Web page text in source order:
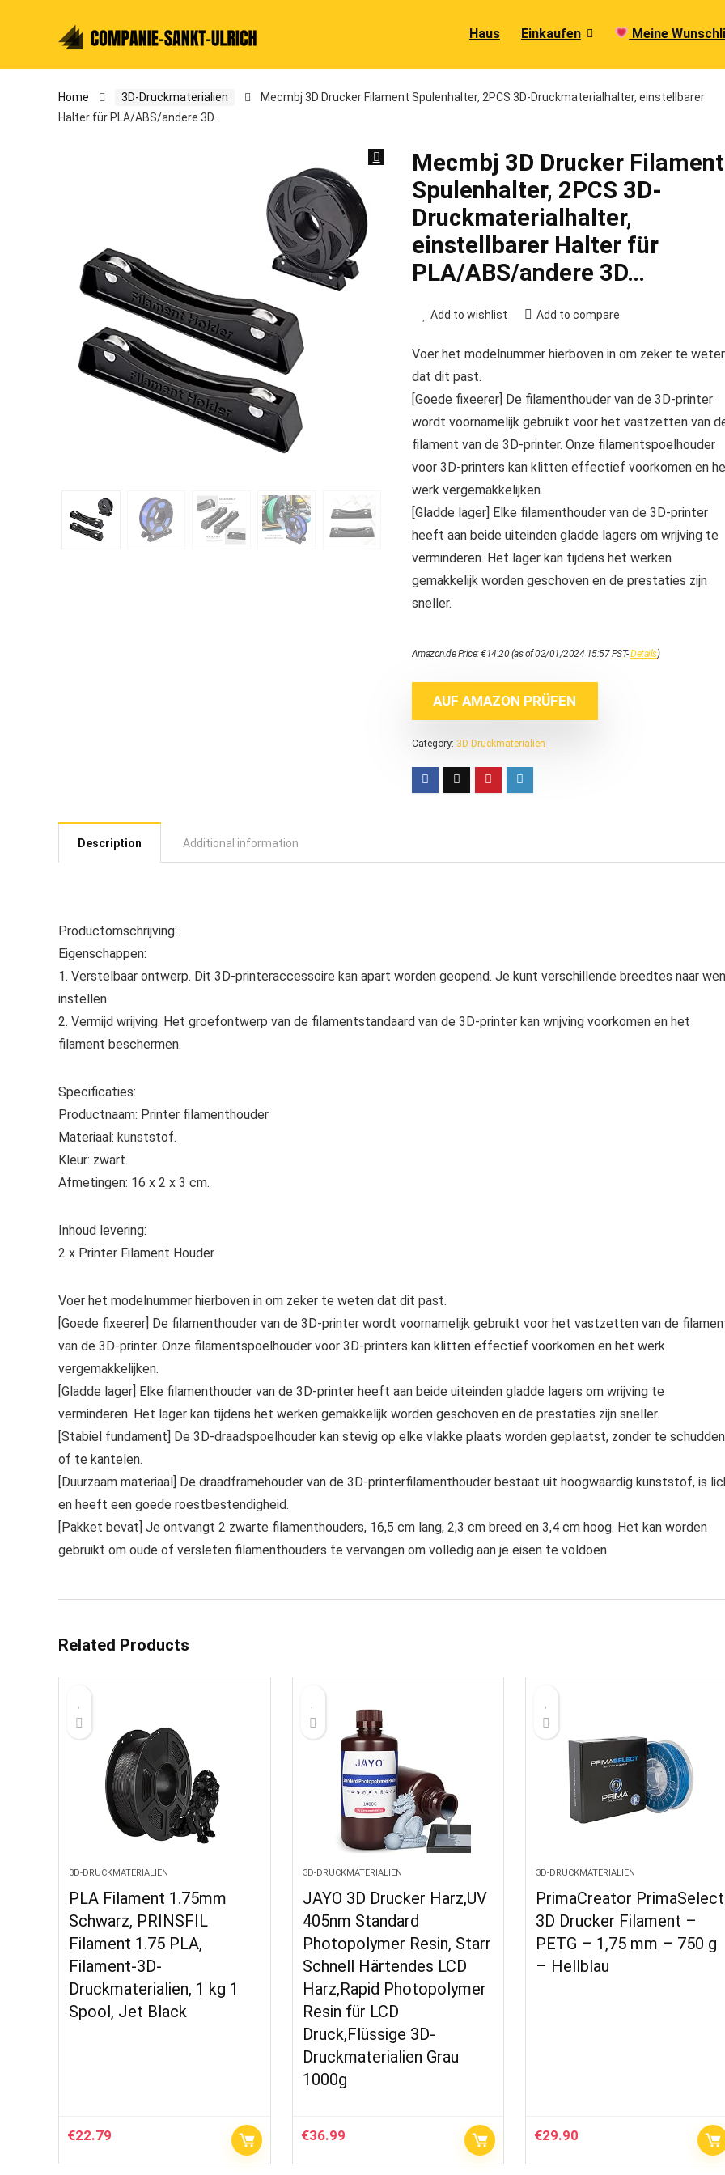
Haus Einkaufen Meine
Home 3D-Druckmaterialien
Mecmbj 3D Drucker Filament Spulenhalter, 2PCS 3D-Druckmaterialhalter, einstellbarer
Halter für PLA/ABS/andere 3D…
Mecmbj 3D Drucker Filament
Spulenhalter, 2PCS 3D-
Druckmaterialhalter,
einstellbarer Halter für
PLA/ABS/andere 3D…
Add to wishlist Add to compare
Voer het modelnummer hierboven in om zeker te
dat dit past.
[Goede fixeerer] De filamenthouder van de 3D-printer
wordt voornamelijk gebruikt voor het vastzetten van
filament van de 3D-printer. Onze filamentspoelhouder
voor 3D-printers kan klitten effectief voorkomen en
werk vergemakkelijken.
[Gladde lager] Elke filamenthouder van de 3D-printer
heeft aan beide uiteinden gladde lagers om wrijving te
verminderen. Het lager kan tijdens het werken
gemakkelijk worden geschoven en de prestaties zijn
sneller.
Amazon.de Price:€14.20(as of 02/01/2024 15:57 PST-Details)
AUF AMAZON PRÜFEN
Category: 3D-Druckmaterialien
Description Additional information
Productomschrijving:
Eigenschappen:
1. Verstelbaar ontwerp. Dit 3D-printeraccessoire kan apart worden geopend. Je kunt verschillende breedtes naar
instellen.
2. Vermijd wrijving. Het groefontwerp van de filamentstandaard van de 3D-printer kan wrijving voorkomen en het
filament beschermen.
Specificaties:
Productnaam: Printer filamenthouder
Materiaal: kunststof.
Kleur: zwart.
Afmetingen: 16 x 2 x 3 cm.
Inhoud levering:
2 x Printer Filament Houder
Voer het modelnummer hierboven in om zeker te weten dat dit past.
[Goede fixeerer] De filamenthouder van de 3D-printer wordt voornamelijk gebruikt voor het vastzetten van de
van de 3D-printer. Onze filamentspoelhouder voor 3D-printers kan klitten effectief voorkomen en het werk
vergemakkelijken.
[Gladde lager] Elke filamenthouder van de 3D-printer heeft aan beide uiteinden gladde lagers om wrijving te
verminderen. Het lager kan tijdens het werken gemakkelijk worden geschoven en de prestaties zijn sneller.
[Stabiel fundament] De 3D-draadspoelhouder kan stevig op elke vlakke plaats worden geplaatst, zonder te schudden
of te kantelen.
[Duurzaam materiaal] De draadframehouder van de 3D-printerfilamenthouder bestaat uit hoogwaardig kunststof, is
en heeft een goede roestbestendigheid.
[Pakket bevat] Je ontvangt 2 zwarte filamenthouders, 16,5 cm lang, 2,3 cm breed en 3,4 cm hoog. Het kan worden
gebruikt om oude of versleten filamenthouders te vervangen om volledig aan je eisen te voldoen.
Related Products
3D-DRUCKMATERIALIEN
PLA Filament 1.75mm
Schwarz, PRINSFIL
Filament 1.75 PLA,
Filament-3D-
Druckmaterialien, 1 kg 1
Spool, Jet Black
€22.79
3D-DRUCKMATERIALIEN
JAYO 3D Drucker Harz,UV
405nm Standard
Photopolymer Resin, Starr
Schnell Härtendes LCD
Harz,Rapid Photopolymer
Resin für LCD
Druck,Flüssige 3D-
Druckmaterialien Grau
1000g
€36.99
3D-DRUCKMATERIALIEN
PrimaCreator PrimaSelect
3D Drucker Filament –
PETG – 1,75 mm – 750 g
– Hellblau
€29.90